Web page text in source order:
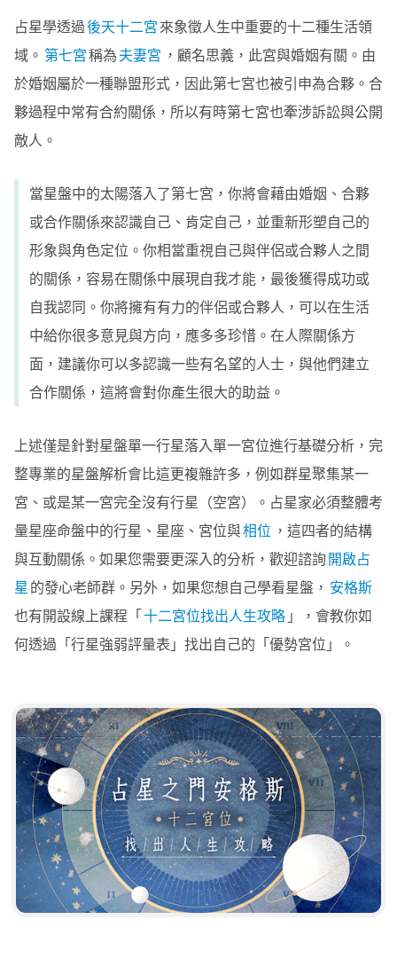
占星學透過後天十二宮來象徵人生中重要的十二種生活領
域。 第七宮稱為夫妻宮 ，顧名思義，此宮與婚姻有關。由
於婚姻屬於一種聯盟形式，因此第七宮也被引申為合夥。合
夥過程中常有合約關係，所以有時第七宮也牽涉訴訟與公開
敵人。
當星盤中的太陽落入了第七宮，你將會藉由婚姻、合夥
或合作關係來認識自己、肯定自己，並重新形塑自己的
形象與角色定位。你相當重視自己與伴侶或合夥人之間
的關係，容易在關係中展現自我才能，最後獲得成功或
自我認同。你將擁有有力的伴侶或合夥人，可以在生活
中給你很多意見與方向，應多多珍惜。在人際關係方
面，建議你可以多認識一些有名望的人士，與他們建立
合作關係，這將會對你產生很大的助益。
上述僅是針對星盤單一行星落入單一宮位進行基礎分析，完
整專業的星盤解析會比這更複雜許多，例如群星聚集某一
宮、或是某一宮完全沒有行星（空宮）。占星家必須整體考
量星座命盤中的行星、星座、宮位與相位 ，這四者的結構
與互動關係。如果您需要更深入的分析，歡迎諮詢開啟占
星 的發心老師群。另外，如果您想自己學看星盤， 安格斯
也有開設線上課程「十二宮位找出人生攻略 」，會教你如
何透過「行星強弱評量表」找出自己的「優勢宮位」。